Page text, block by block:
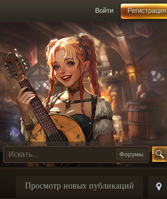
Войти Регистрация
Форумы
Просмотр новых публикаций